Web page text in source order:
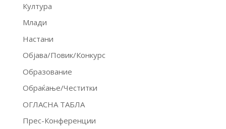
Култура
Млади
Настани
Објава/Повик/Конкурс
Образование
Обраќање/Честитки
ОГЛАСНА ТАБЛА
Прес-Конференции